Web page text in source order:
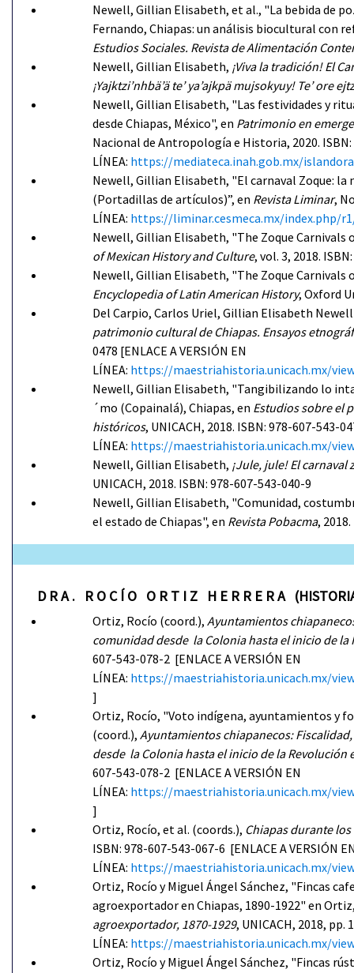
Newell, Gillian Elisabeth, et al., "La bebida de
Fernando, Chiapas: un análisis biocultural con
Estudios Sociales. Revista de Alimentación
Newell, Gillian Elisabeth, ¡Viva la tradición! El
¡Yajktzi’nhbä’ä te’ ya’ajkpä mujsokyuy! Te’ ore
Newell, Gillian Elisabeth, "Las festividades y
desde Chiapas, México", en Patrimonio en
Nacional de Antropología e Historia, 2020. ISBN:
LÍNEA: https://mediateca.inah.gob.mx/
Newell, Gillian Elisabeth, "El carnaval Zoque:
(Portadillas de artículos)”, en Revista Liminar,
LÍNEA: https://liminar.cesmeca.mx/index.php/
Newell, Gillian Elisabeth, "The Zoque Carnivals
of Mexican History and Culture, vol. 3, 2018.
Newell, Gillian Elisabeth, "The Zoque Carnivals
Encyclopedia of Latin American History, Oxford
Del Carpio, Carlos Uriel, Gillian Elisabeth
patrimonio cultural de Chiapas. Ensayos
0478 [ENLACE A VERSIÓN EN
LÍNEA: https://maestriahistoria.unicach.mx/
Newell, Gillian Elisabeth, "Tangibilizando lo
´mo (Copainalá), Chiapas, en Estudios sobre el
históricos, UNICACH, 2018. ISBN: 978-607-543-
LÍNEA: https://maestriahistoria.unicach.mx/
Newell, Gillian Elisabeth, ¡Jule, jule! El carnaval
UNICACH, 2018. ISBN: 978-607-543-040-9
Newell, Gillian Elisabeth, "Comunidad,
el estado de Chiapas", en Revista Pobacma,
D R A . R O C Í O O R T I Z H E R R E R A
Ortiz, Rocío (coord.), Ayuntamientos
comunidad desde la Colonia hasta el inicio de la
607-543-078-2 [ENLACE A VERSIÓN EN
LÍNEA: https://maestriahistoria.unicach.mx/
]
Ortiz, Rocío, "Voto indígena, ayuntamientos y
(coord.), Ayuntamientos chiapanecos:
desde la Colonia hasta el inicio de la Revolución
607-543-078-2 [ENLACE A VERSIÓN EN
LÍNEA: https://maestriahistoria.unicach.mx/
]
Ortiz, Rocío, et al. (coords.), Chiapas durante
ISBN: 978-607-543-067-6 [ENLACE A VERSIÓN
LÍNEA: https://maestriahistoria.unicach.mx/
Ortiz, Rocío y Miguel Ángel Sánchez, "Fincas
agroexportador en Chiapas, 1890-1922" en
agroexportador, 1870-1929, UNICACH, 2018, pp.
LÍNEA: https://maestriahistoria.unicach.mx/
Ortiz, Rocío y Miguel Ángel Sánchez, "Fincas